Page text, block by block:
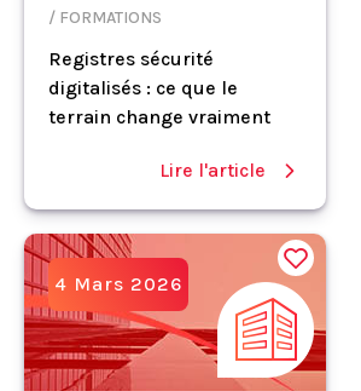
/ FORMATIONS
Registres sécurité
digitalisés : ce que le
terrain change vraiment
Lire l'article
4 Mars 2026